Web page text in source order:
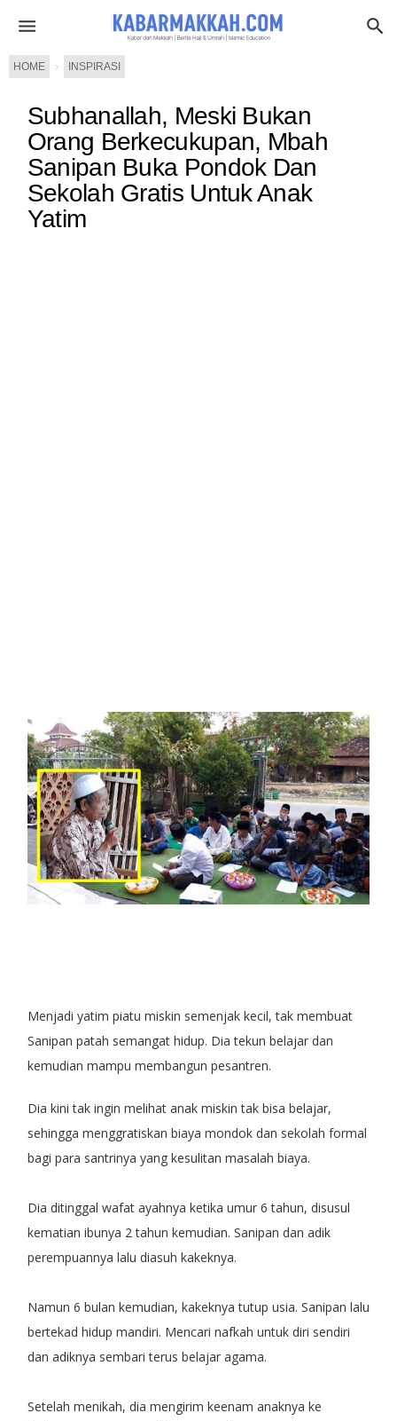
HOME › INSPIRASI
Subhanallah, Meski Bukan
Orang Berkecukupan, Mbah
Sanipan Buka Pondok Dan
Sekolah Gratis Untuk Anak
Yatim
Menjadi yatim piatu miskin semenjak kecil, tak membuat
Sanipan patah semangat hidup. Dia tekun belajar dan
kemudian mampu membangun pesantren.
Dia kini tak ingin melihat anak miskin tak bisa belajar,
sehingga menggratiskan biaya mondok dan sekolah formal
bagi para santrinya yang kesulitan masalah biaya.
Dia ditinggal wafat ayahnya ketika umur 6 tahun, disusul
kematian ibunya 2 tahun kemudian. Sanipan dan adik
perempuannya lalu diasuh kakeknya.
Namun 6 bulan kemudian, kakeknya tutup usia. Sanipan lalu
bertekad hidup mandiri. Mencari nafkah untuk diri sendiri
dan adiknya sembari terus belajar agama.
Setelah menikah, dia mengirim keenam anaknya ke